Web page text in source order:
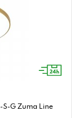
S-G Zuma Line